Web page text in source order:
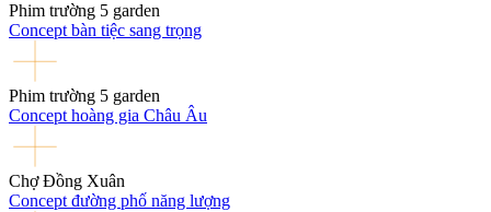
Phim trường 5 garden
Concept bàn tiệc sang trọng
Phim trường 5 garden
Concept hoàng gia Châu Âu
Chợ Đồng Xuân
Concept đường phố năng lượng